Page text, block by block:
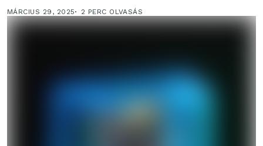
MÁRCIUS 29, 2025 2 PERC OLVASÁS